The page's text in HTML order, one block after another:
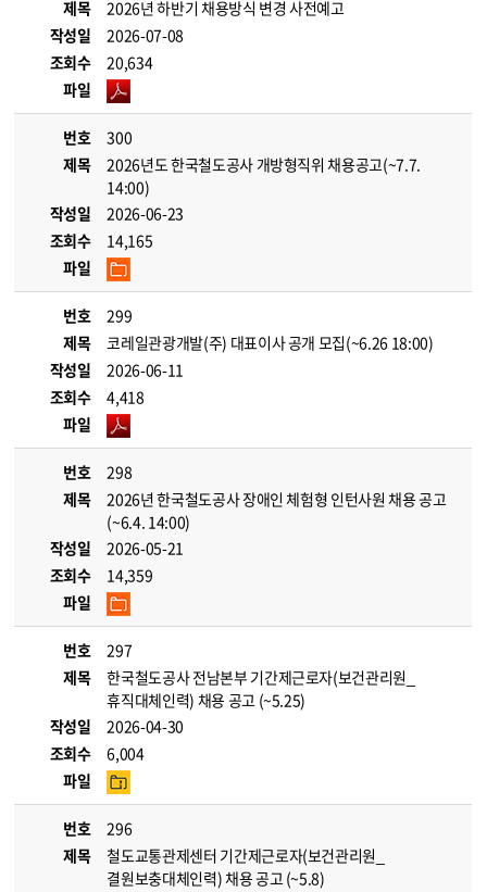
제목
2026년 하반기 채용방식 변경 사전예고
작성일
2026-07-08
조회수
20,634
파일
번호
300
제목
2026년도 한국철도공사 개방형직위 채용공고(~7.7.
14:00)
작성일
2026-06-23
조회수
14,165
파일
번호
299
제목
코레일관광개발(주) 대표이사 공개 모집(~6.26 18:00)
작성일
2026-06-11
조회수
4,418
파일
번호
298
제목
2026년 한국철도공사 장애인 체험형 인턴사원 채용 공고
(~6.4. 14:00)
작성일
2026-05-21
조회수
14,359
파일
번호
297
제목
한국철도공사 전남본부 기간제근로자(보건관리원_
휴직대체인력) 채용 공고 (~5.25)
작성일
2026-04-30
조회수
6,004
파일
번호
296
제목
철도교통관제센터 기간제근로자(보건관리원_
결원보충대체인력) 채용 공고 (~5.8)